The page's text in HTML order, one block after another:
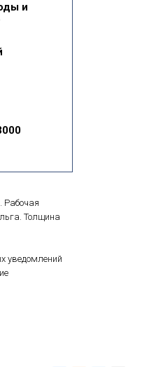
и
Рабочая
Толщина
уведомлений